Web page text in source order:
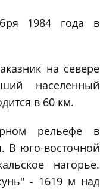
1984 года в
на севере
населенный
в 60 км.
рельефе в
В юго-восточной
нагорье.
- 1619 м над